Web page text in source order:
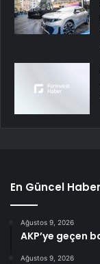
En Güncel
Ağustos 9, 2026
AKP’ye geçen
Ağustos 9, 2026